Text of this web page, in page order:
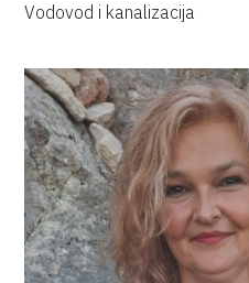
Vodovod i kanalizacija